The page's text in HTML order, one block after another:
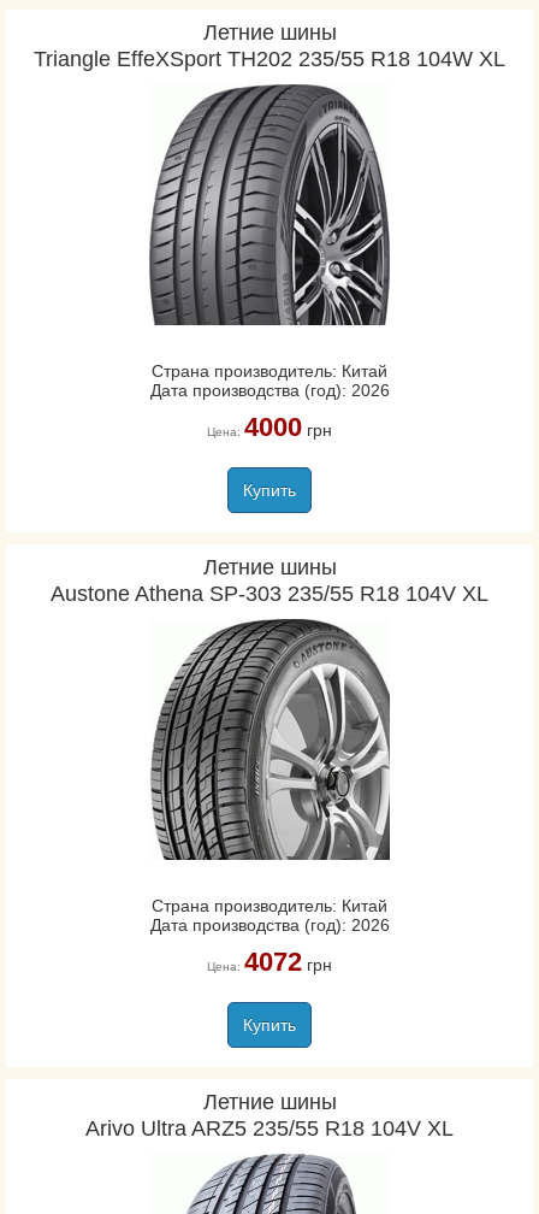
Летние шины
Triangle EffeXSport TH202 235/55 R18 104W XL
Страна производитель: Китай
Дата производства (год): 2026
Цена: 4000грн
Купить
Летние шины
Austone Athena SP-303 235/55 R18 104V XL
Страна производитель: Китай
Дата производства (год): 2026
Цена: 4072грн
Купить
Летние шины
Arivo Ultra ARZ5 235/55 R18 104V XL